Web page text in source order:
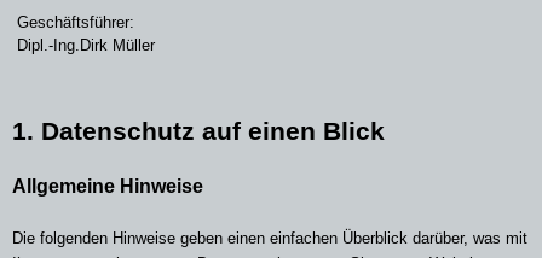
Geschäftsführer:
Dipl.-Ing.Dirk Müller
1. Datenschutz auf einen Blick
Allgemeine Hinweise
Die folgenden Hinweise geben einen einfachen Überblick darüber, was mit